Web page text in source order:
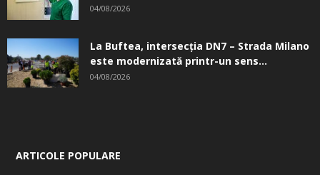
04/08/2026
La Buftea, intersecţia DN7 – Strada Milano
este modernizată printr-un sens...
04/08/2026
ARTICOLE POPULARE